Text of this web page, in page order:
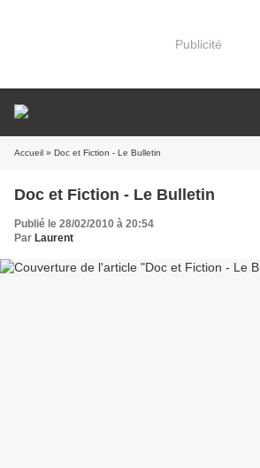
Publicité
Accueil » Doc et Fiction - Le Bulletin
Doc et Fiction - Le Bulletin
Publié le 28/02/2010 à 20:54
Par Laurent